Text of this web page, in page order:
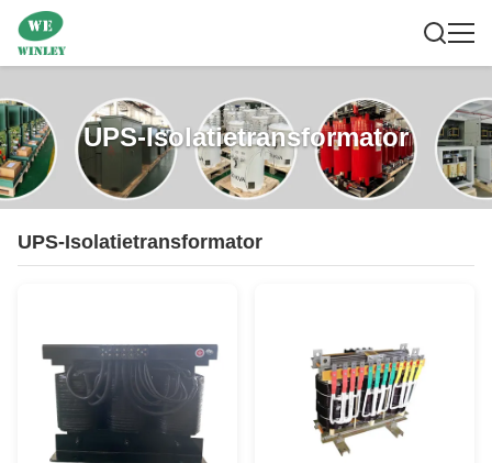
UPS-Isolatietransformator
UPS-Isolatietransformator